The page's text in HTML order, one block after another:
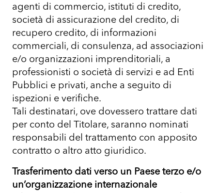
agenti di commercio, istituti di credito,
società di assicurazione del credito, di
recupero credito, di informazioni
commerciali, di consulenza, ad associazioni
e/o organizzazioni imprenditoriali, a
professionisti o società di servizi e ad Enti
Pubblici e privati, anche a seguito di
ispezioni e verifiche.
Tali destinatari, ove dovessero trattare dati
per conto del Titolare, saranno nominati
responsabili del trattamento con apposito
contratto o altro atto giuridico.
Trasferimento dati verso un Paese terzo e/o
un’organizzazione internazionale